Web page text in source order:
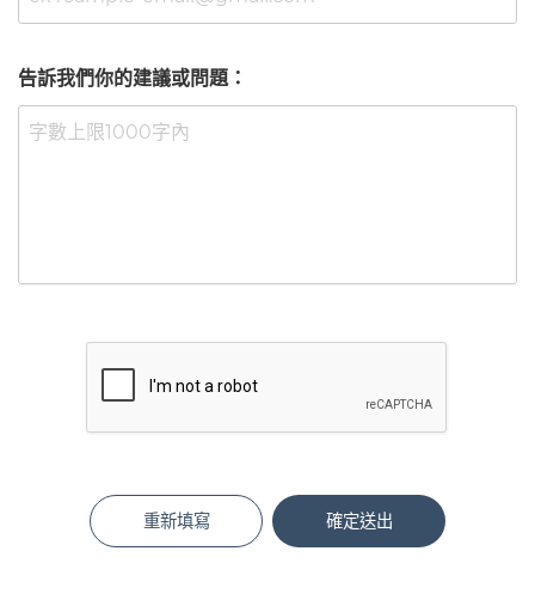
告訴我們你的建議或問題：
重新填寫 確定送出